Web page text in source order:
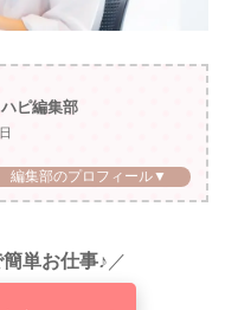
ハピ編集部
編集部のプロフィール▼
単お仕事♪ ／